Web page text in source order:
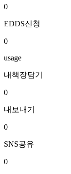
0
EDDS신청
0
usage
내책장담기
0
내보내기
0
SNS공유
0